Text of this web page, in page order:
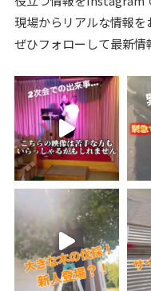
現場からリアルな情報を
ぜひフォローして最新情